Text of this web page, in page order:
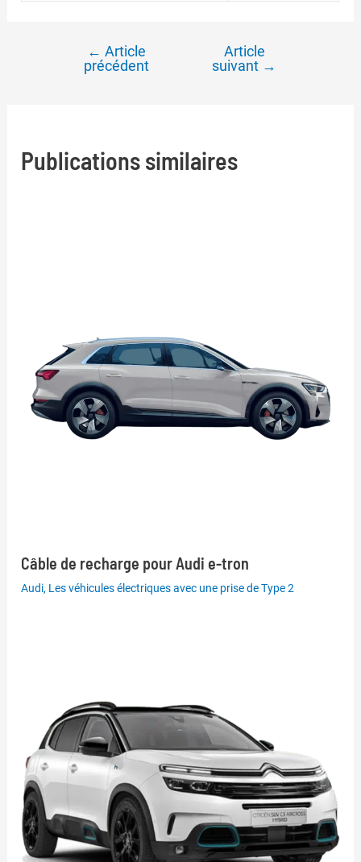
Navigation
← Article
précédent
Article
suivant →
Publications similaires
Câble de recharge pour Audi e-tron
Audi, Les véhicules électriques avec une prise de Type 2